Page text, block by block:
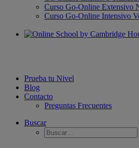
Curso Go-Online Extensivo
Curso Go-Online Intensivo
Prueba tu Nivel
Blog
Contacto
Preguntas Frecuentes
Buscar